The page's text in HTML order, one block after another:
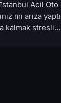
İstanbul Acil Oto
mı arıza
kalmak stresli…